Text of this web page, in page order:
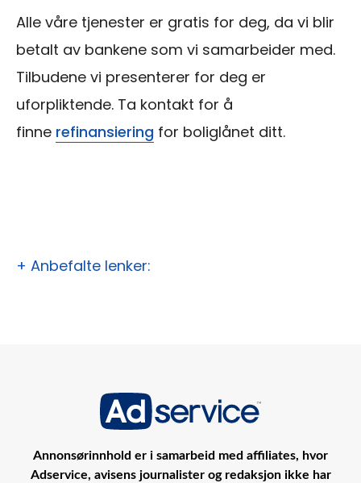
Alle våre tjenester er gratis for deg, da vi blir
betalt av bankene som vi samarbeider med.
Tilbudene vi presenterer for deg er
uforpliktende. Ta kontakt for å
finne refinansiering for boliglånet ditt.
+ Anbefalte lenker:
Annonsørinnhold er i samarbeid med affiliates, hvor
Adservice, avisens journalister og redaksjon ikke har